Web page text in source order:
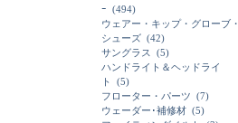
ｰ (494)
ウェアー・キップ・グローブ・
シューズ (42)
サングラス
(5)
ハンドライト＆ヘッドライ
ト
(5)
フローター・パーツ (7)
ウェーダー･補修材 (5)